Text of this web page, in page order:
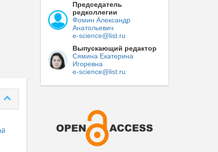
Председатель
редколлегии
Фомин Александр
Анатольевич
e-science@list.ru
Выпускающий редактор
Сямина Екатерина
Игоревна
e-science@list.ru